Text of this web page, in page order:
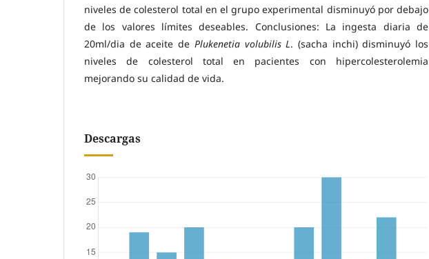
niveles de colesterol total en el grupo experimental disminuyó por debajo
de los valores límites deseables. Conclusiones: La ingesta diaria de
20ml­­­/dia de aceite de Plukenetia volubilis L. (sacha inchi) disminuyó los
niveles de colesterol total en pacientes con hipercolesterolemia
mejorando su calidad de vida.
Descargas